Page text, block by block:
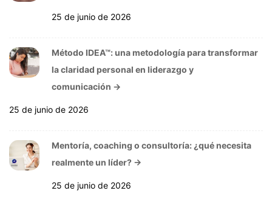
25 de junio de 2026
Método IDEA™: una metodología para transformar
la claridad personal en liderazgo y
comunicación →
25 de junio de 2026
Mentoría, coaching o consultoría: ¿qué necesita
realmente un líder? →
25 de junio de 2026